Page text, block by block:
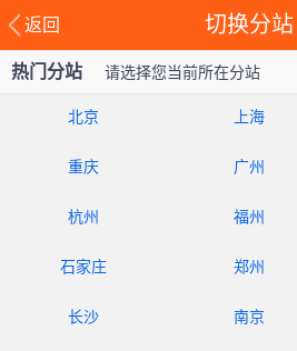
返回 切换分站
热门分站 请选择您当前所在分站
北京 上海
重庆 广州
杭州 福州
石家庄 郑州
长沙 南京